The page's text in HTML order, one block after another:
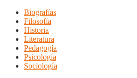
Biografías
Filosofía
Historia
Literatura
Pedagogía
Psicología
Sociología